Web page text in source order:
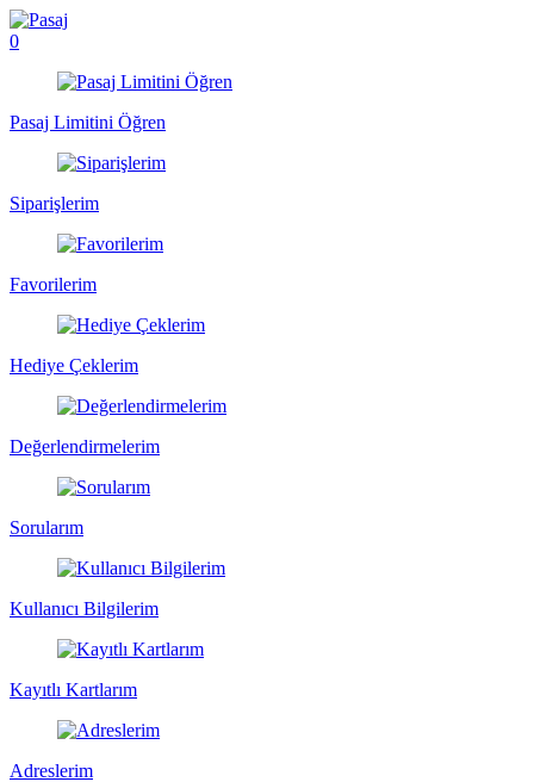
0
Pasaj Limitini Öğren
Siparişlerim
Favorilerim
Hediye Çeklerim
Değerlendirmelerim
Sorularım
Kullanıcı Bilgilerim
Kayıtlı Kartlarım
Adreslerim